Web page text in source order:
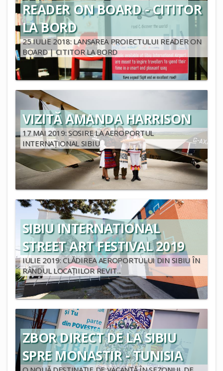
READER ON BOARD - CITITOR
LA BORD
25 IULIE 2018: LANSAREA PROIECTULUI READER ON
BOARD | CITITOR LA BORD
VIZITĂ AMANDA HARRISON
17 MAI 2019: SOSIRE LA AEROPORTUL
INTERNAȚIONAL SIBIU
SIBIU INTERNATIONAL
STREET ART FESTIVAL 2019
IULIE 2019: CLĂDIREA AEROPORTULUI DIN SIBIU ÎN
RÂNDUL LOCAȚIILOR REVIT...
ZBOR DIRECT DE LA SIBIU
SPRE MONASTIR - TUNISIA